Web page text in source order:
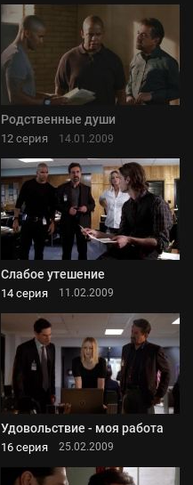
Родственные души
12 серия 14.01.2009
Слабое утешение
14 серия 11.02.2009
Удовольствие - моя работа
16 серия 25.02.2009